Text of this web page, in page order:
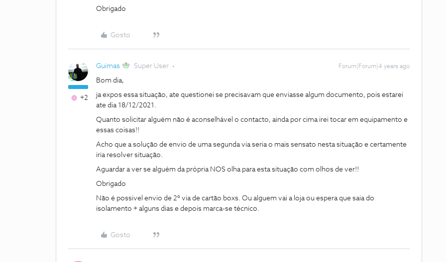
Obrigado
Gosto
+2
Guimas Super User Forum|Forum|4 years ago
Bom dia,
ja expos essa situação, ate questionei se precisavam que enviasse algum documento, pois estarei
ate dia 18/12/2021.
Quanto solicitar alguém não é aconselhável o contacto, ainda por cima irei tocar em equipamento e
essas coisas!!
Acho que a solução de envio de uma segunda via seria o mais sensato nesta situação e certamente
iria resolver situação.
Aguardar a ver se alguém da própria NOS olha para esta situação com olhos de ver!!
Obrigado
Não é possivel envio de 2º via de cartão boxs. Ou alguem vai a loja ou espera que saia do
isolamento + alguns dias e depois marca-se técnico.
Gosto